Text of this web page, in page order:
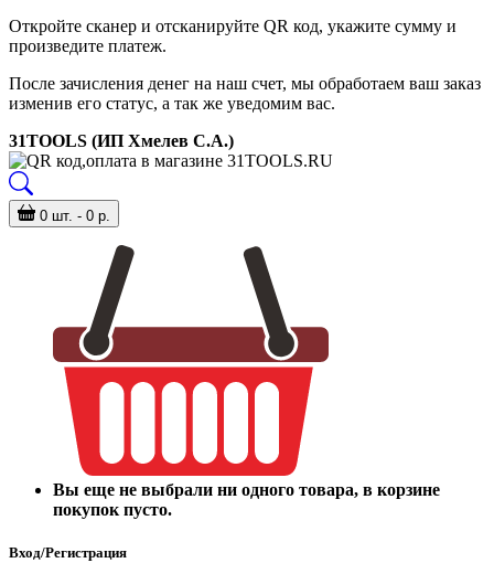
Откройте сканер и отсканируйте QR код, укажите сумму и
произведите платеж.
После зачисления денег на наш счет, мы обработаем ваш заказ
изменив его статус, а так же уведомим вас.
31TOOLS (ИП Хмелев С.А.)
0 шт. - 0 р.
Вы еще не выбрали ни одного товара, в корзине
покупок пусто.
Вход/Регистрация